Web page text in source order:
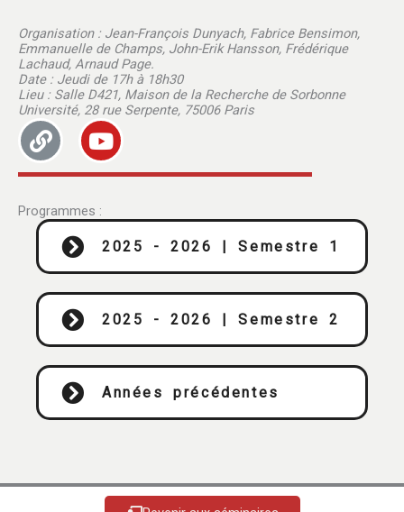
Organisation : Jean-François Dunyach, Fabrice Bensimon,
Emmanuelle de Champs, John-Erik Hansson, Frédérique
Lachaud, Arnaud Page.
Date : Jeudi de 17h à 18h30
Lieu : Salle D421, Maison de la Recherche de Sorbonne
Université, 28 rue Serpente, 75006 Paris
L
i
n
Y
o
u
u
b
Programmes :
2025 - 2026 | Semestre 1
2025 - 2026 | Semestre 2
Années précédentes